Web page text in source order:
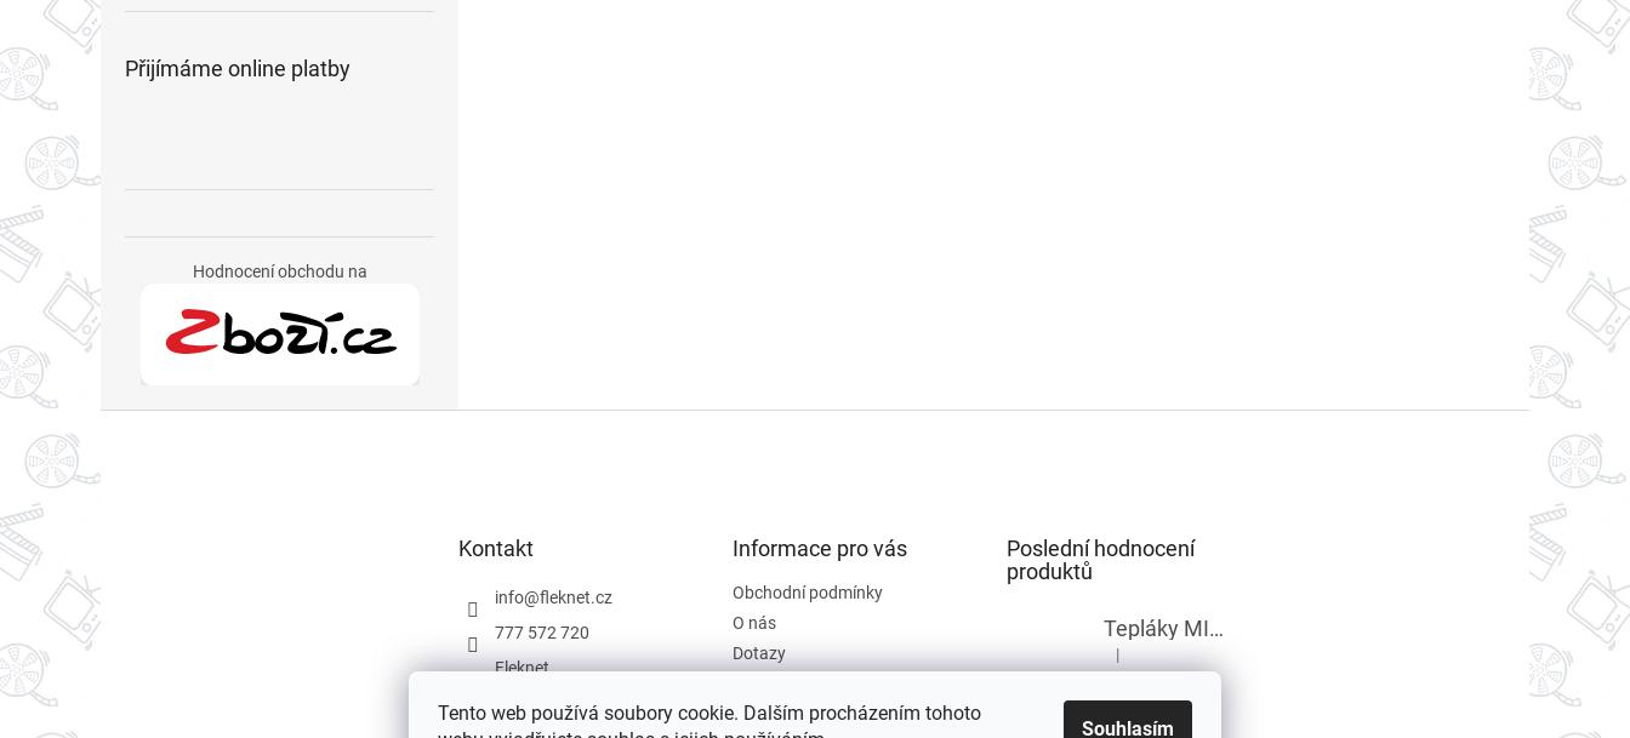
Tento web používá soubory cookie. Dalším procházením tohoto
Souhlasím
Přijímáme online platby
Hodnocení obchodu na
t
í
Kontakt
info@fleknet.cz
777 572 720
Fleknet
Fleknet
Informace pro vás
Obchodní podmínky
O nás
Dotazy
Hodnocení obchodu
Poslední hodnocení
produktů
Tepláky MINECRAFT chlapecké
Hodnocení produktu je 5 z 5 hvězdiček.
|